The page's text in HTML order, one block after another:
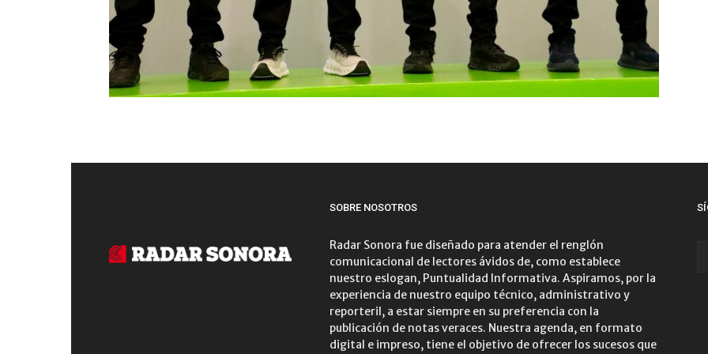
SOBRE NOSOTROS
Radar Sonora fue diseñado para atender el renglón
comunicacional de lectores ávidos de, como establece
nuestro eslogan, Puntualidad Informativa. Aspiramos, por la
experiencia de nuestro equipo técnico, administrativo y
reporteril, a estar siempre en su preferencia con la
publicación de notas veraces. Nuestra agenda, en formato
digital e impreso, tiene el objetivo de ofrecer los sucesos que